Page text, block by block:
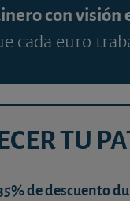
con visión
cada euro
TU
de descuento